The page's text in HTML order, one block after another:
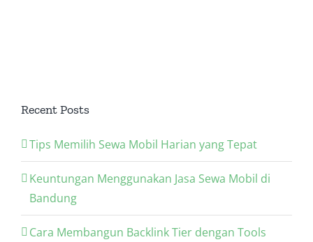
Recent Posts
Tips Memilih Sewa Mobil Harian yang Tepat
Keuntungan Menggunakan Jasa Sewa Mobil di
Bandung
Cara Membangun Backlink Tier dengan Tools